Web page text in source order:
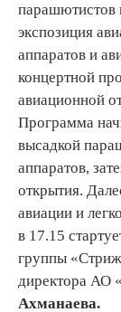
парашютистов
экспозиция
аппаратов и
концертной
авиационной
Программа
высадкой
аппаратов,
открытия.
авиации и
в 17.15
группы
директора АО
Ахманаева.